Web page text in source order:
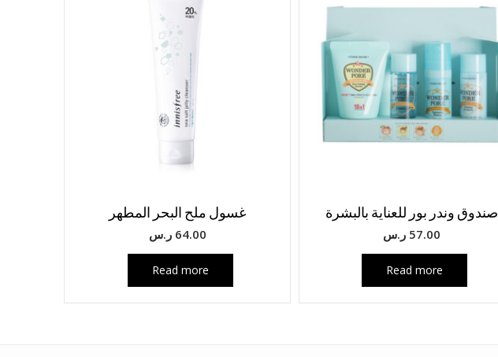
غسول ملح البحر المطهر
64.00 ر.س
Read more
صندوق وندر بور للعناية بالبشرة
57.00 ر.س
Read more